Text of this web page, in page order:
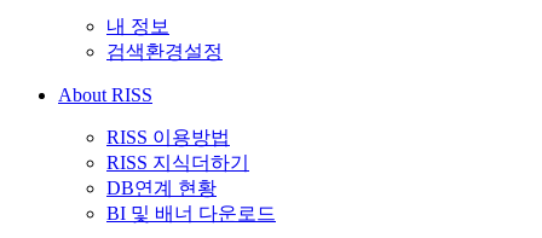
내 정보
검색환경설정
About RISS
RISS 이용방법
RISS 지식더하기
DB연계 현황
BI 및 배너 다운로드